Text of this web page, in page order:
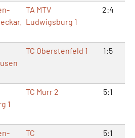
TA MTV
Ludwigsburg 1
2:4
TC Oberstenfeld 1 1:5
1
TC Murr 2 5:1
TC
5:1